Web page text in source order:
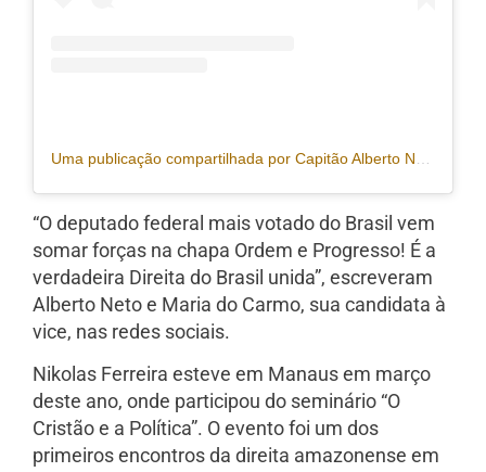
Uma publicação compartilhada por Capitão Alberto Neto 22 (@capitaoalbertoneto)
“O deputado federal mais votado do Brasil vem
somar forças na chapa Ordem e Progresso! É a
verdadeira Direita do Brasil unida”, escreveram
Alberto Neto e Maria do Carmo, sua candidata à
vice, nas redes sociais.
Nikolas Ferreira esteve em Manaus em março
deste ano, onde participou do seminário “O
Cristão e a Política”. O evento foi um dos
primeiros encontros da direita amazonense em